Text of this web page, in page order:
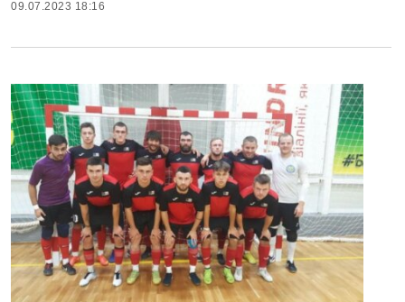
09.07.2023 18:16